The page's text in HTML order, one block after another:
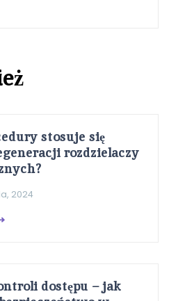
stosuje się
rozdzielaczy
2024
dostępu – jak